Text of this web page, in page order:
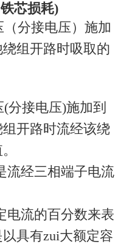
芯损耗)
分接电压）施加
组开路时吸取的
接电压)施加到
开路时流经该绕
流经三相端子电流
电流的百分数来表
具有zui大额定容